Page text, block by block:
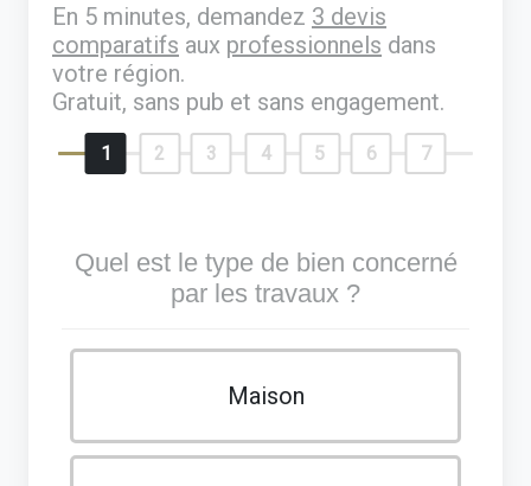
En 5 minutes, demandez 3 devis
comparatifs aux professionnels dans
votre région.
Gratuit, sans pub et sans engagement.
1 2 3 4 5 6 7
Quel est le type de bien concerné
par les travaux ?
Maison